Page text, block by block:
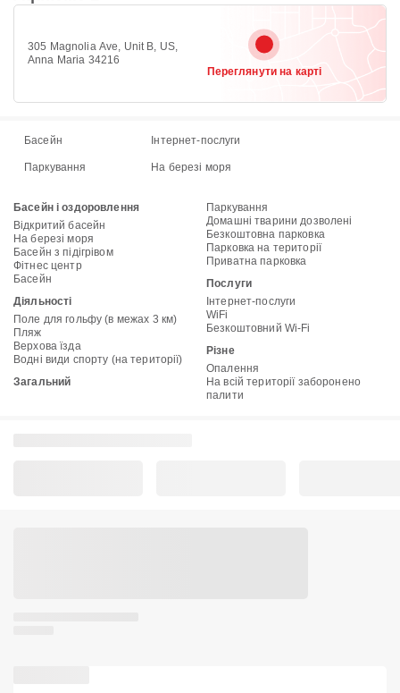
305 Magnolia Ave, Unit B, US,
Anna Maria 34216
Переглянути на карті
Басейн Інтернет-послуги
Паркування На березі моря
Басейн і оздоровлення
Відкритий басейн
На березі моря
Басейн з підігрівом
Фітнес центр
Басейн
Діяльності
Поле для гольфу (в межах 3 км)
Пляж
Верхова їзда
Водні види спорту (на території)
Загальний
Паркування
Домашні тварини дозволені
Безкоштовна парковка
Парковка на території
Приватна парковка
Послуги
Інтернет-послуги
WiFi
Безкоштовний Wi-Fi
Різне
Опалення
На всій території заборонено
палити